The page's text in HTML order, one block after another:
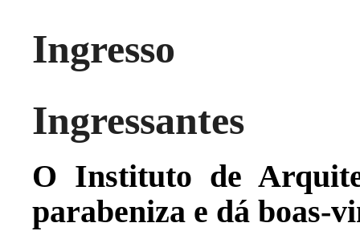
Ingresso
Ingressantes
O Instituto de
parabeniza e dá boas-